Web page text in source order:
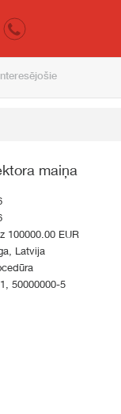
maiņa
100000.00 EUR
Latvija
50000000-5